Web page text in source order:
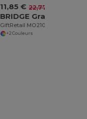
11,85 € 22,77 €
GiftRetail MO2103
+2 Couleurs